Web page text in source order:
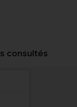
consultés